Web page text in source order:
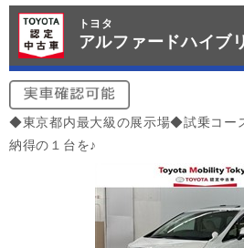
トヨタ
アルファードハイブ
◆東京都内最大級の展示場◆試乗コ
納得の１台を♪